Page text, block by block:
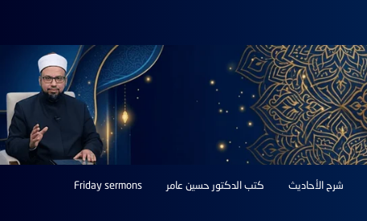
شرح الأحاديث كتب الدكتور حسين عامر
Friday sermons